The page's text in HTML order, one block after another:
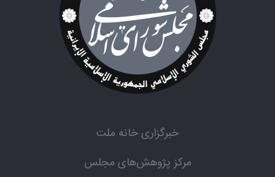
خبرگزاری خانه ملت
مرکز پژوهش‌های مجلس